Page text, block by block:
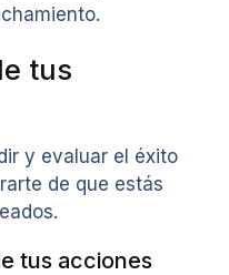
tus
y evaluar el éxito
de que estás
tus acciones